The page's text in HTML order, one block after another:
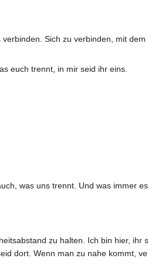
Sich zu verbinden, mit
euch trennt, in mir seid ihr eins.
was uns trennt. Und was immer
zu halten. Ich bin hier, ihr
dort. Wenn man zu nahe kommt,